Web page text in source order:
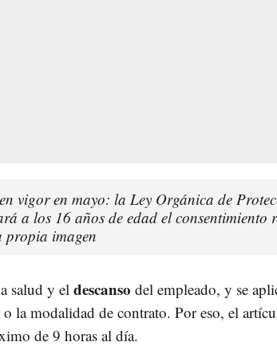
vigor en mayo: la Ley Orgánica de
a los 16 años de edad el consentimiento
propia imagen
salud y el descanso del empleado, y se
la modalidad de contrato. Por eso, el
de 9 horas al día.